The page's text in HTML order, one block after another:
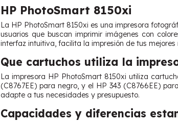
HP PhotoSmart 8150xi
La HP PhotoSmart 8150xi es una impresora
usuarios que buscan imprimir imágenes con
interfaz intuitiva, facilita la impresión de tus
Que cartuchos utiliza la
La impresora HP PhotoSmart 8150xi utiliza
(C8767EE) para negro, y el HP 343 (C8766EE)
adapte a tus necesidades y presupuesto.
Capacidades y diferencias